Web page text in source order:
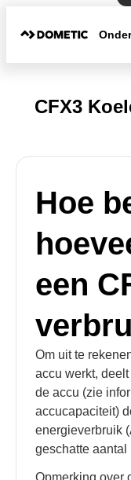
CFX3
Hoe
een
Om uit te
accu werkt,
de accu (zie
accucapaciteit)
energieverbruik
geschatte aantal
Opmerking over